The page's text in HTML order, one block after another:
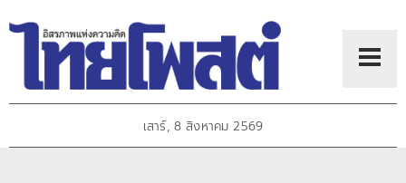
เสาร์, 8 สิงหาคม 2569